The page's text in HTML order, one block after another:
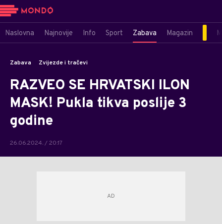
Naslovna Najnovije Info Sport Zabava Magazin
Zabava Zvijezde i tračevi
RAZVEO SE HRVATSKI ILON
MASK! Pukla tikva poslije 3
godine
26.06.2024. / 20:17